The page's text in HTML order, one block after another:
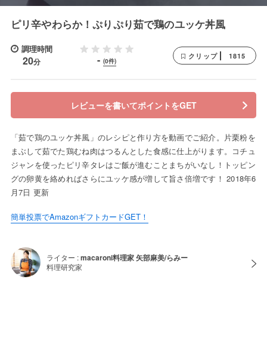
ピリ辛やわらか！ぷりぷり茹で鶏のユッケ丼風
調理時間
20分 - (0件)
クリップ 1815
レビューを書いてポイントをGET
「茹で鶏のユッケ丼風」のレシピと作り方を動画でご紹介。片栗粉を
まぶして茹でた鶏むね肉はつるんとした食感に仕上がります。コチュ
ジャンを使ったピリ辛タレはご飯が進むことまちがいなし！トッピン
グの卵黄を絡めればさらにユッケ感が増して旨さ倍増です！ 2018年6
月7日 更新
簡単投票でAmazonギフトカードGET！
ライター :macaroni料理家 矢部麻美/らみー
料理研究家